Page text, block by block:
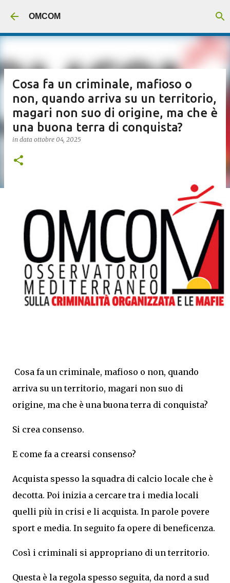
OMCOM
Cosa fa un criminale, mafioso o
non, quando arriva su un territorio,
magari non suo di origine, ma che è
una buona terra di conquista?
in data ottobre 04, 2025
Cosa fa un criminale, mafioso o non, quando
arriva su un territorio, magari non suo di
origine, ma che è una buona terra di conquista?
Si crea consenso.
E come fa a crearsi consenso?
Acquista spesso la squadra di calcio locale che è
decotta. Poi inizia a cercare tra i media locali
quelli più in crisi e li acquista. In parole povere
sport e media. In seguito fa opere di beneficenza.
Così i criminali si appropriano di un territorio.
Questa è la regola spesso seguita, da nord a sud